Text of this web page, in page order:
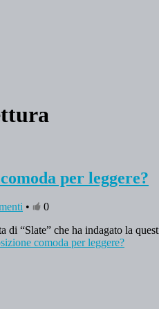
per leggere?
•
0
di “Slate” che ha indagato la
comoda per leggere?